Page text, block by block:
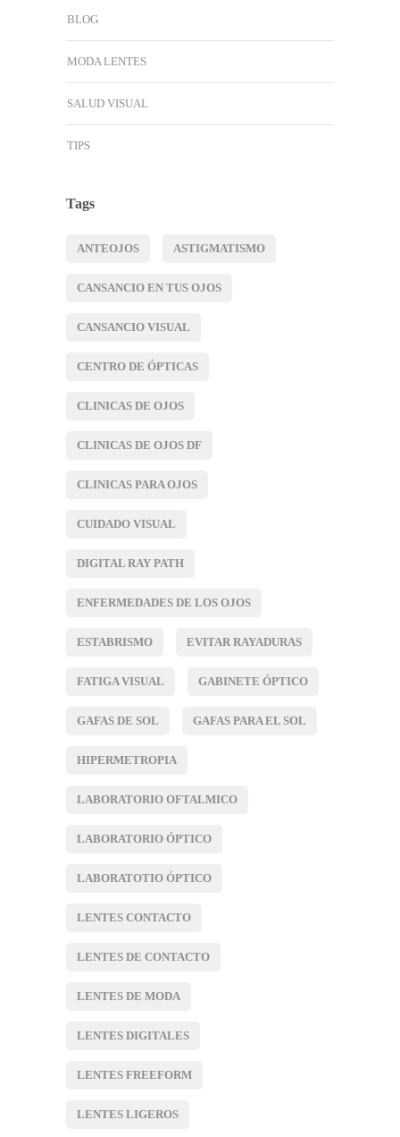
BLOG
MODA LENTES
SALUD VISUAL
TIPS
Tags
ANTEOJOS ASTIGMATISMO
CANSANCIO EN TUS OJOS
CANSANCIO VISUAL
CENTRO DE ÓPTICAS
CLINICAS DE OJOS
CLINICAS DE OJOS DF
CLINICAS PARA OJOS
CUIDADO VISUAL
DIGITAL RAY PATH
ENFERMEDADES DE LOS OJOS
ESTABRISMO EVITAR RAYADURAS
FATIGA VISUAL GABINETE ÓPTICO
GAFAS DE SOL GAFAS PARA EL SOL
HIPERMETROPIA
LABORATORIO OFTALMICO
LABORATORIO ÓPTICO
LABORATOTIO ÓPTICO
LENTES CONTACTO
LENTES DE CONTACTO
LENTES DE MODA
LENTES DIGITALES
LENTES FREEFORM
LENTES LIGEROS